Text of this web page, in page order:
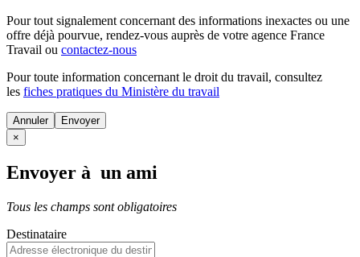
Pour tout signalement concernant des informations inexactes ou une
offre déjà pourvue, rendez-vous auprès de votre agence France
Travail ou contactez-nous
Pour toute information concernant le droit du travail, consultez
les fiches pratiques du Ministère du travail
Annuler
×
Envoyer à un ami
Tous les champs sont obligatoires
Destinataire